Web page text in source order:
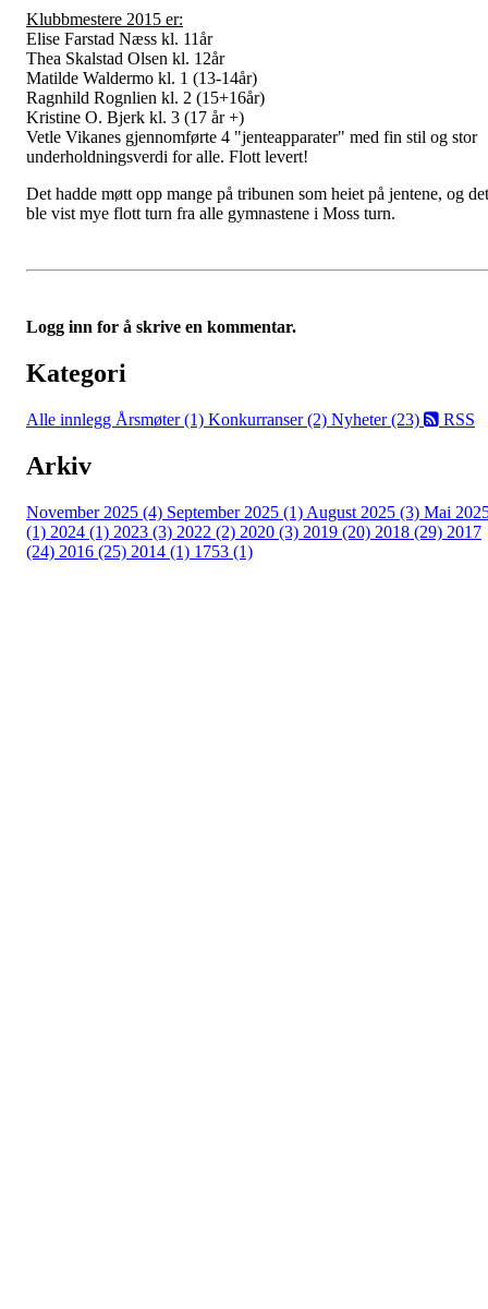
Klubbmestere 2015 er:
Elise Farstad Næss kl. 11år
Thea Skalstad Olsen kl. 12år
Matilde Waldermo kl. 1 (13-14år)
Ragnhild Rognlien kl. 2 (15+16år)
Kristine O. Bjerk kl. 3 (17 år +)
Vetle Vikanes gjennomførte 4 "jenteapparater" med fin stil og stor
underholdningsverdi for alle. Flott levert!
Det hadde møtt opp mange på tribunen som heiet på jentene, og det
ble vist mye flott turn fra alle gymnastene i Moss turn.
Logg inn for å skrive en kommentar.
Kategori
Alle innlegg Årsmøter (1) Konkurranser (2) Nyheter (23) RSS
Arkiv
November 2025 (4) September 2025 (1) August 2025 (3) Mai
(1) 2024 (1) 2023 (3) 2022 (2) 2020 (3) 2019 (20) 2018 (29) 2017
(24) 2016 (25) 2014 (1) 1753 (1)